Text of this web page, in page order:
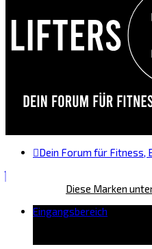
Dein Forum für
Diese Marken
Eingangsbereich